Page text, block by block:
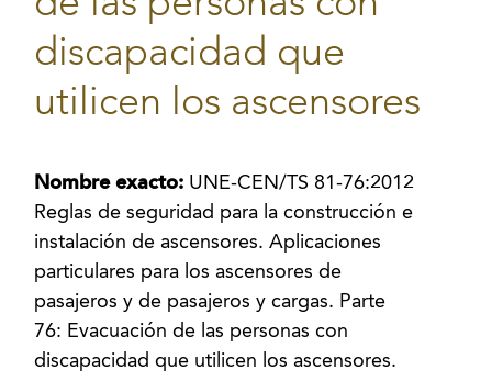
discapacidad que
utilicen los ascensores
Nombre exacto: UNE-CEN/TS 81-76:2012
Reglas de seguridad para la construcción e
instalación de ascensores. Aplicaciones
particulares para los ascensores de
pasajeros y de pasajeros y cargas. Parte
76: Evacuación de las personas con
discapacidad que utilicen los ascensores.